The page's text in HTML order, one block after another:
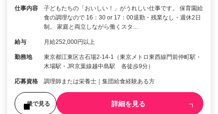
仕事内容
子どもたちの「おいしい！」がうれしい仕事です。 保育園給
食の調理なので 16：30 or 17：00退勤・残業なし・週休2日
制。 家庭と両立しながら働くスタ…
給与 月給252,000円以上
勤務地
東京都江東区古石場2-14-1（東京メトロ東西線門前仲町駅・
木場駅・JR京葉線越中島駅 各徒歩9分）
応募資格 調理師または栄養士｜集団給食経験ある方
後で見る 詳細を見る